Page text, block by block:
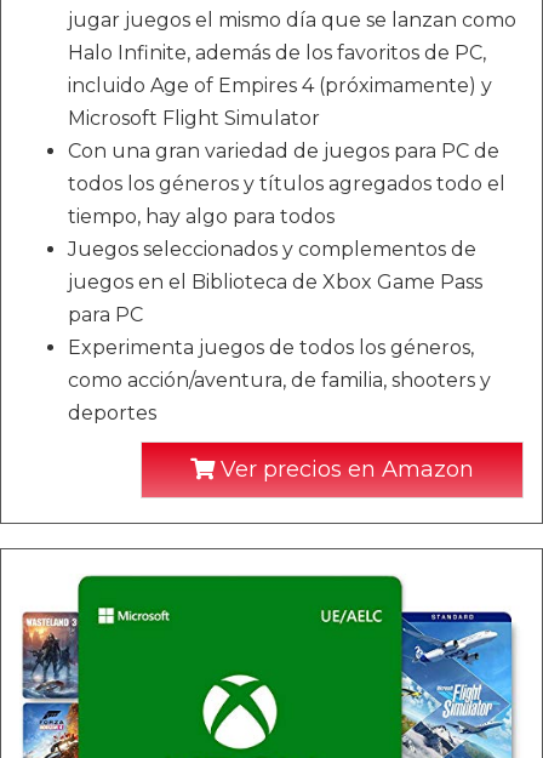
jugar juegos el mismo día que se lanzan como
Halo Infinite, además de los favoritos de PC,
incluido Age of Empires 4 (próximamente) y
Microsoft Flight Simulator
Con una gran variedad de juegos para PC de
todos los géneros y títulos agregados todo el
tiempo, hay algo para todos
Juegos seleccionados y complementos de
juegos en el Biblioteca de Xbox Game Pass
para PC
Experimenta juegos de todos los géneros,
como acción/aventura, de familia, shooters y
deportes
Ver precios en Amazon